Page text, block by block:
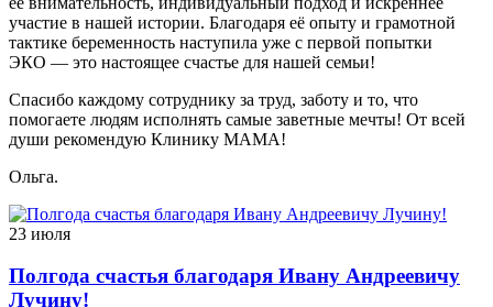
участие в нашей истории. Благодаря её опыту и грамотной
тактике беременность наступила уже с первой попытки
ЭКО — это настоящее счастье для нашей семьи!
Спасибо каждому сотруднику за труд, заботу и то, что
помогаете людям исполнять самые заветные мечты! От всей
души рекомендую Клинику МАМА!
Ольга.
23 июля
Полгода счастья благодаря Ивану Андреевичу
Лучину!